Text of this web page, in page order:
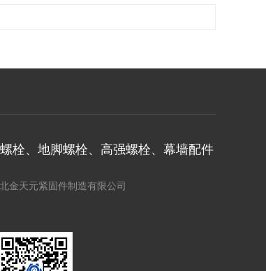
栓、地脚螺栓、高强螺栓、幕墙配件
金天元紧固件制造有限公司